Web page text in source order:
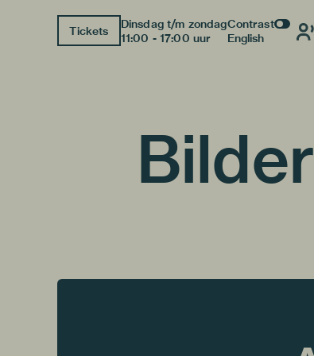
Tickets
Dinsdag t/m zondag
11:00 - 17:00 uur
Contrast
English
Bilder